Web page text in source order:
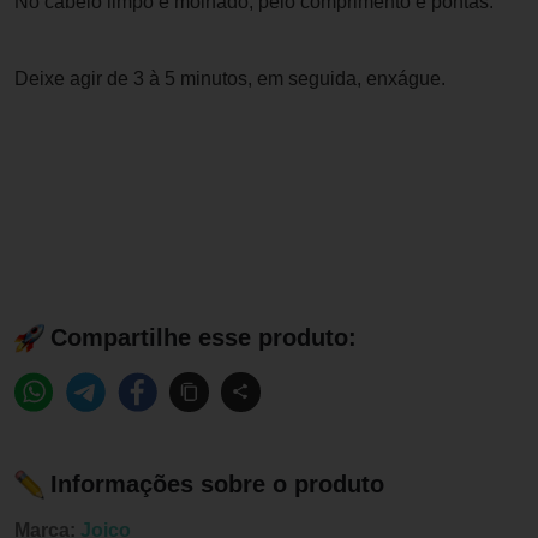
Deixe agir de 3 à 5 minutos, em seguida, enxágue.
Compartilhe esse produto:
Informações sobre o produto
Marca: Joico